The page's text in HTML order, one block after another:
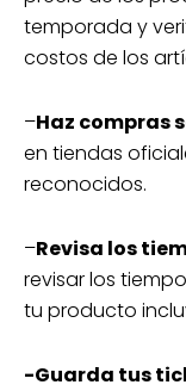
temporada y
costos de los
–Haz compras
en tiendas
reconocidos.
–Revisa los
revisar los
tu producto
-Guarda tus